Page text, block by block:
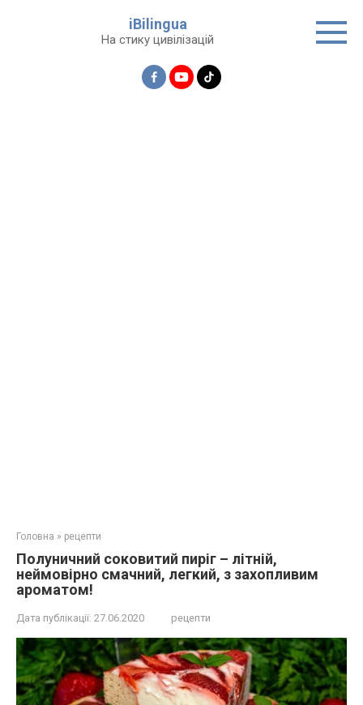
iBilingua
На стику цивілізацій
Головна » рецепти
Полуничний соковитий пиріг – літній,
неймовірно смачний, легкий, з захопливим
ароматом!
Дата публікації: 27.06.2020 рецепти